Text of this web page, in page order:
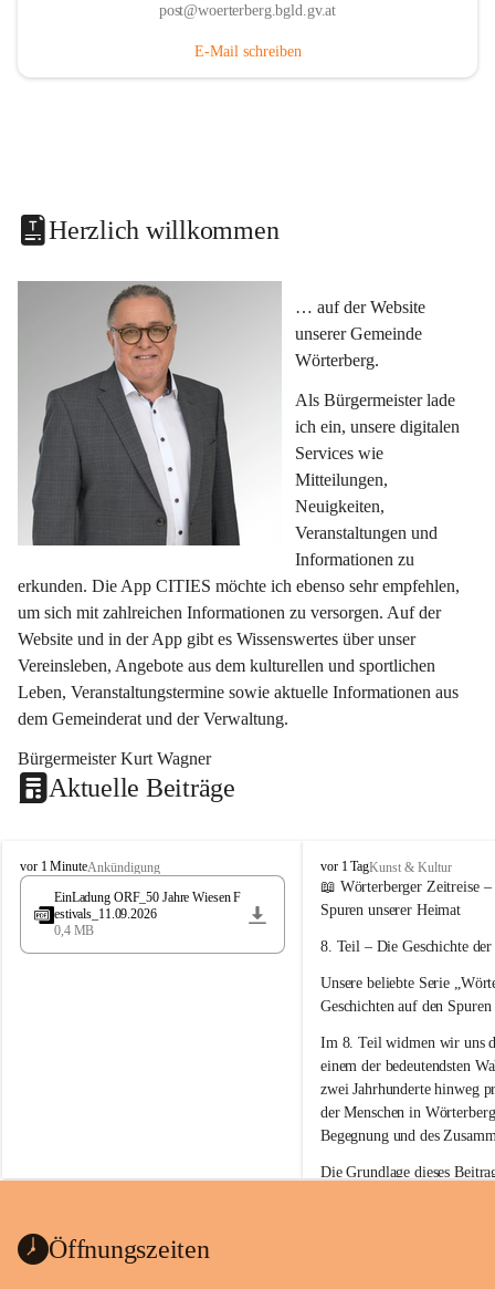
post@woerterberg.bgld.gv.at
E-Mail schreiben
Herzlich willkommen
… auf der Website
unserer Gemeinde
Wörterberg.
Als Bürgermeister lade
ich ein, unsere digitalen
Services wie
Mitteilungen,
Neuigkeiten,
Veranstaltungen und
Informationen zu
erkunden. Die App CITIES möchte ich ebenso sehr empfehlen,
um sich mit zahlreichen Informationen zu versorgen. Auf der
Website und in der App gibt es Wissenswertes über unser
Vereinsleben, Angebote aus dem kulturellen und sportlichen
Leben, Veranstaltungstermine sowie aktuelle Informationen aus
dem Gemeinderat und der Verwaltung.
Bürgermeister Kurt Wagner
Aktuelle Beiträge
W
ö
e
vor 1 MinuteAnkündigung
EinLadung ORF_50 Jahre Wiesen F
estivals_11.09.2026
0,4 MB
W
ö
r
e
b
e
g
vor 1 TagKunst & Kultur
📖 Wörterberger Zeitreise
Spuren unserer Heimat
8. Teil – Die Geschichte
Unsere beliebte Serie
Geschichten auf den
Im 8. Teil widmen wir uns
einem der bedeutendsten
zwei Jahrhunderte hinweg
der Menschen in
Begegnung und des
Die Grundlage dieses
Öffnungszeiten